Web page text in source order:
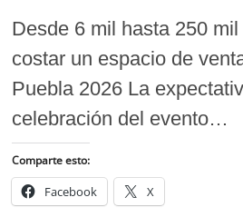
Desde 6 mil hasta 250
costar un espacio de
Puebla 2026 La
celebración del evento…
Comparte esto:
Facebook X